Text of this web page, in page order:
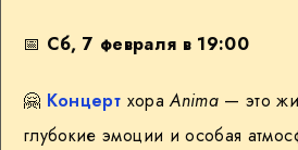
📅 Сб, 7 февраля в 19:00
🤗 Концерт хораAnima — это
глубокие эмоции и особая